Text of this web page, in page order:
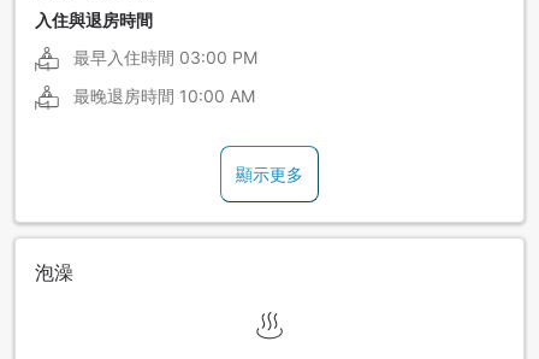
入住與退房時間
最早入住時間 03:00 PM
最晚退房時間 10:00 AM
顯示更多
泡澡